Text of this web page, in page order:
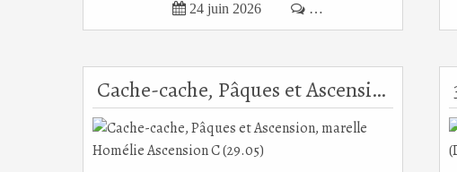
 24 juin 2026  …
Cache-cache, Pâques et Ascension, marelle Homélie Ascension C (29.05)